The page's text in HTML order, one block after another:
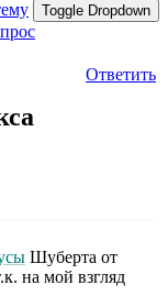
Toggle Dropdown
Ответить
Шуберта от
на мой взгляд